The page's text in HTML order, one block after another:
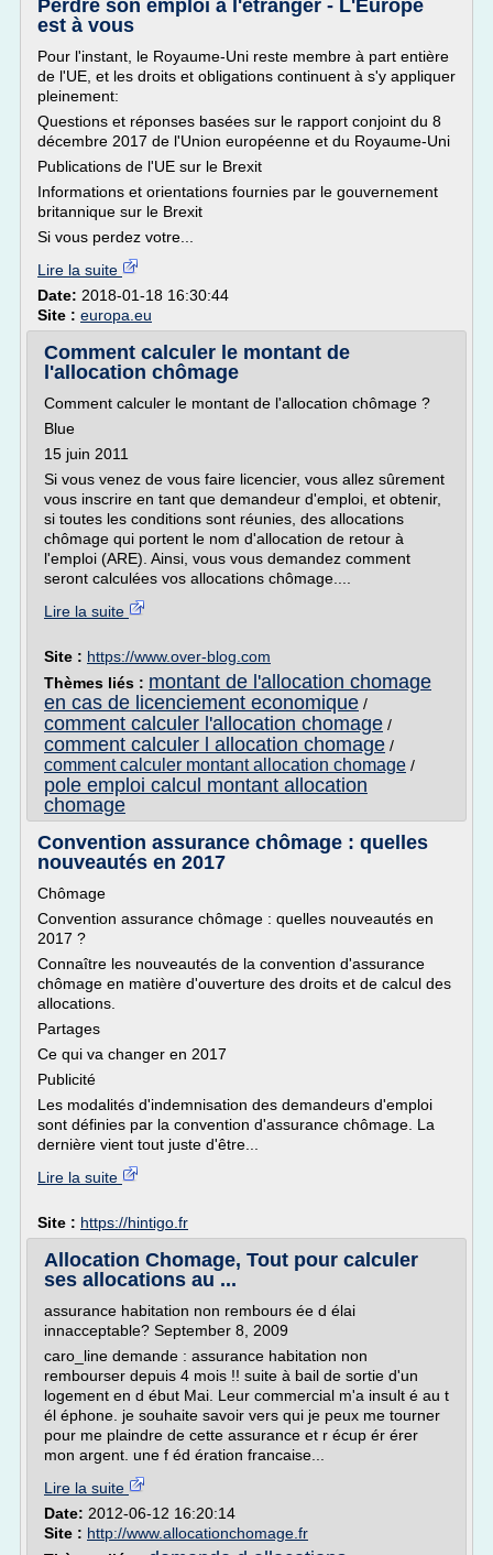
Perdre son emploi à l'étranger - L'Europe
est à vous
Pour l'instant, le Royaume-Uni reste membre à part entière
de l'UE, et les droits et obligations continuent à s'y appliquer
pleinement:
Questions et réponses basées sur le rapport conjoint du 8
décembre 2017 de l'Union européenne et du Royaume-Uni
Publications de l'UE sur le Brexit
Informations et orientations fournies par le gouvernement
britannique sur le Brexit
Si vous perdez votre...
Lire la suite
Date: 2018-01-18 16:30:44
Site : europa.eu
Comment calculer le montant de
l'allocation chômage
Comment calculer le montant de l'allocation chômage ?
Blue
15 juin 2011
Si vous venez de vous faire licencier, vous allez sûrement
vous inscrire en tant que demandeur d'emploi, et obtenir,
si toutes les conditions sont réunies, des allocations
chômage qui portent le nom d'allocation de retour à
l'emploi (ARE). Ainsi, vous vous demandez comment
seront calculées vos allocations chômage....
Lire la suite
Site : https://www.over-blog.com
Thèmes liés : montant de l'allocation chomage
en cas de licenciement economique /
comment calculer l'allocation chomage /
comment calculer l allocation chomage /
comment calculer montant allocation chomage /
pole emploi calcul montant allocation
chomage
Convention assurance chômage : quelles
nouveautés en 2017
Chômage
Convention assurance chômage : quelles nouveautés en
2017 ?
Connaître les nouveautés de la convention d'assurance
chômage en matière d'ouverture des droits et de calcul des
allocations.
Partages
Ce qui va changer en 2017
Publicité
Les modalités d'indemnisation des demandeurs d'emploi
sont définies par la convention d'assurance chômage. La
dernière vient tout juste d'être...
Lire la suite
Site : https://hintigo.fr
Allocation Chomage, Tout pour calculer
ses allocations au ...
assurance habitation non rembours ée d élai
innacceptable? September 8, 2009
caro_line demande : assurance habitation non
rembourser depuis 4 mois !! suite à bail de sortie d'un
logement en d ébut Mai. Leur commercial m'a insult é au t
él éphone. je souhaite savoir vers qui je peux me tourner
pour me plaindre de cette assurance et r écup ér érer
mon argent. une f éd ération francaise...
Lire la suite
Date: 2012-06-12 16:20:14
Site : http://www.allocationchomage.fr